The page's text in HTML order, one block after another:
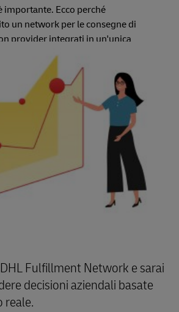
importante. Ecco perché
un network per le consegne di
provider integrati in un'unica
selezionare il grado di
e i tuoi Cilenti avete bisogno e
il vettore giusto. La cosa
tracciare lo stato di ciascun
unico sistema, a prescindere
che scegli.
Fulfillment Network e sarai
decisioni aziendali basate
reale.